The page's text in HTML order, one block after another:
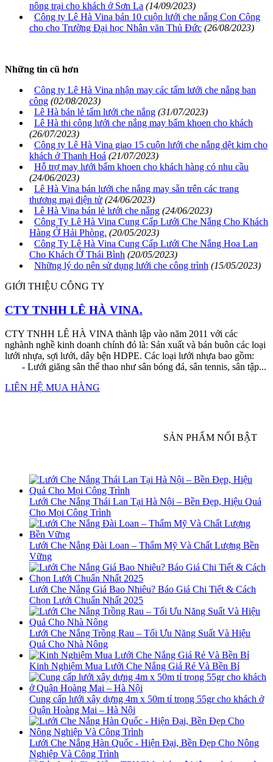
nông trại cho khách ở Sơn La (14/09/2023)
Công ty Lê Hà Vina bán 10 cuộn lưới che nắng Con Công
cho cho Trường Đại học Nhân văn Thủ Đức (26/08/2023)
Những tin cũ hơn
Công ty Lê Hà Vina nhận may các tấm lưới che nắng ban
công (02/08/2023)
Lê Hà bán lẻ tấm lưới che nắng (31/07/2023)
Lê Hà thi công lưới che nắng may bấm khoen cho khách
(26/07/2023)
Công ty Lê Hà Vina giao 15 cuộn lưới che nắng dệt kim cho
khách ở Thanh Hoá (21/07/2023)
Hỗ trợ may lưới bấm khoen cho khách hàng có nhu cầu
(24/06/2023)
Lê Hà Vina bán lưới che nắng may sẵn trên các trang
thương mại điện tử (24/06/2023)
Lê Hà Vina bán lẻ lưới che nắng (24/06/2023)
Công Ty Lê Hà Vina Cung Cấp Lưới Che Nắng Cho Khách
Hàng Ở Hải Phòng. (20/05/2023)
Công Ty Lê Hà Vina Cung Cấp Lưới Che Nắng Hoa Lan
Cho Khách Ở Thái Bình (20/05/2023)
Những lý do nên sử dụng lưới che công trình (15/05/2023)
GIỚI THIỆU CÔNG TY
CTY TNHH LÊ HÀ VINA.
CTY TNHH LÊ HÀ VINA thành lập vào năm 2011 với các
nghành nghề kinh doanh chính đó là: Sản xuất và bán buôn các loại
lưới nhựa, sợi lưới, dây bện HDPE. Các loại lưới nhựa bao gồm:
- Lưới giăng sân thể thao như sân bóng đá, sân tennis, sân tập...
LIÊN HỆ MUA HÀNG
SẢN PHẨM NỔI BẬT
Lưới Che Nắng Thái Lan Tại Hà Nội – Bền Đẹp, Hiệu Quả
Cho Mọi Công Trình
Lưới Che Nắng Đài Loan – Thẩm Mỹ Và Chất Lượng Bền
Vững
Lưới Che Nắng Giá Bao Nhiêu? Báo Giá Chi Tiết & Cách
Chọn Lưới Chuẩn Nhất 2025
Lưới Che Nắng Trồng Rau – Tối Ưu Năng Suất Và Hiệu
Quả Cho Nhà Nông
Kinh Nghiệm Mua Lưới Che Nắng Giá Rẻ Và Bền Bỉ
Cung cấp lưới xây dựng 4m x 50m tỉ trọng 55gr cho khách ở
Quận Hoàng Mai – Hà Nội
Lưới Che Nắng Hàn Quốc - Hiện Đại, Bền Đẹp Cho Nông
Nghiệp Và Công Trình